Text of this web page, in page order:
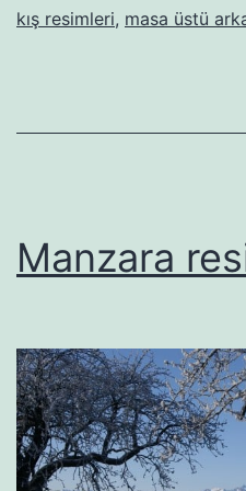
kış resimleri, masa üstü
Manzara